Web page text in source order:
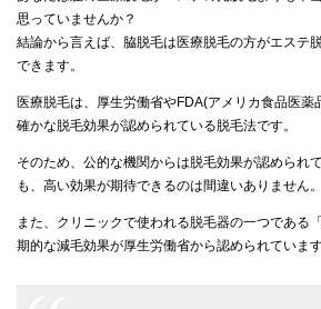
思っていませんか？
結論から言えば、脇脱毛は医療脱毛の方がエステ
できます。
医療脱毛は、厚生労働省やFDA(アメリカ食品医薬
確かな脱毛効果が認められている脱毛法です。
そのため、公的な機関からは脱毛効果が認められ
も、高い効果が期待できるのは間違いありません。
また、クリニックで使われる脱毛器の一つである
期的な減毛効果が厚生労働省から認められています